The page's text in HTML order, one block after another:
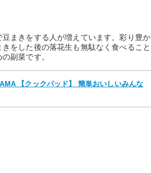
まきをする人が増えています。彩り豊か
をした後の落花生も無駄なく食べること
副菜です。
【クックパッド】 簡単おいしいみんな